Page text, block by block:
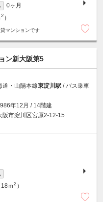
0ヶ月
2 ）
マンションです
ン新大阪第5
道・山陽本線東淀川駅 / バス乗車
年12月 / 14階建
阪市淀川区宮原2-12-15
ｍ2 ）